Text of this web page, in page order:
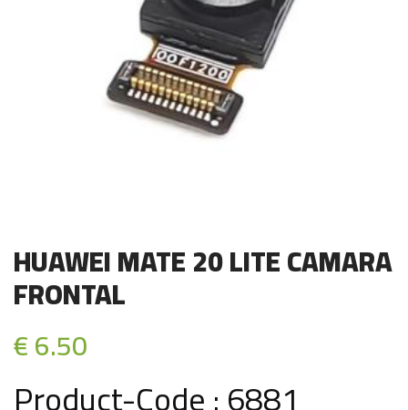
HUAWEI MATE 20 LITE CAMARA
FRONTAL
€ 6.50